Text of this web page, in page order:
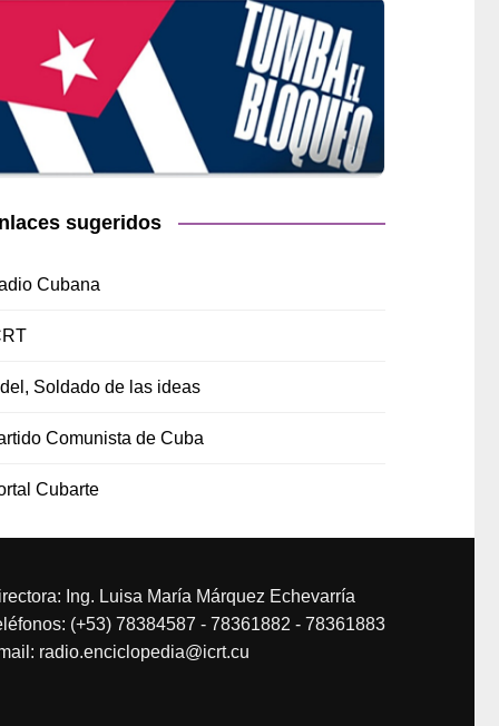
sugeridos
Cubana
Soldado de las ideas
Comunista de Cuba
Cubarte
Ing. Luisa María Márquez Echevarría
(+53) 78384587 - 78361882 - 78361883
radio.enciclopedia@icrt.cu